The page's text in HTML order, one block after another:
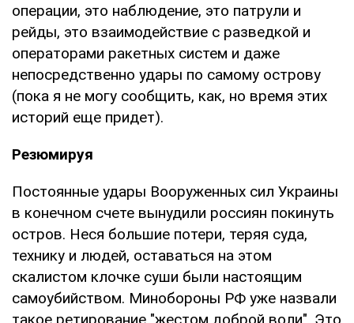
операции, это наблюдение, это патрули и
рейды, это взаимодействие с разведкой и
операторами ракетных систем и даже
непосредственно удары по самому острову
(пока я не могу сообщить, как, но время этих
историй еще придет).
Резюмируя
Постоянные удары Вооруженных сил Украины
в конечном счете вынудили россиян покинуть
остров. Неся большие потери, теряя суда,
технику и людей, оставаться на этом
скалистом клочке суши были настоящим
самоубийством. Минобороны РФ уже назвали
такое ретирование "жестом доброй воли". Это